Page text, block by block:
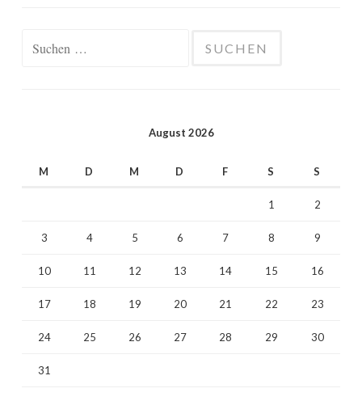
August 2026
M D M D F S S
1 2
3 4 5 6 7 8 9
10 11 12 13 14 15 16
17 18 19 20 21 22 23
24 25 26 27 28 29 30
31